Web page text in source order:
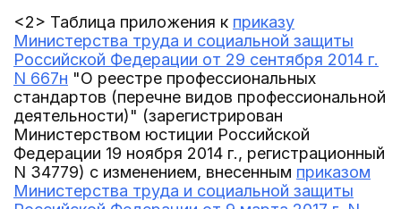
<2> Таблица приложения к приказу
Министерства труда и социальной защиты
Российской Федерации от 29 сентября 2014 г.
N 667н "О реестре профессиональных
стандартов (перечне видов профессиональной
деятельности)" (зарегистрирован
Министерством юстиции Российской
Федерации 19 ноября 2014 г., регистрационный
N 34779) с изменением, внесенным приказом
Министерства труда и социальной защиты